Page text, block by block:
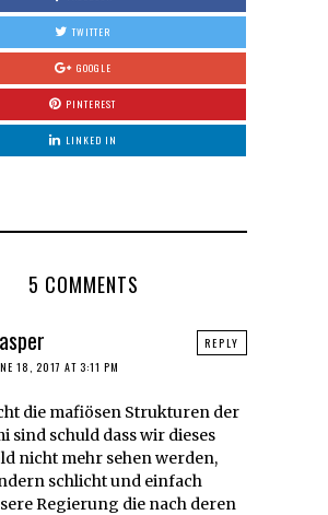
TWITTER
GOOGLE
PINTEREST
LINKED IN
5 COMMENTS
18, 2017 AT 3:11 PM
die mafiösen Strukturen der
sind schuld dass wir dieses
nicht mehr sehen werden,
schlicht und einfach
Regierung die nach deren
REPLY